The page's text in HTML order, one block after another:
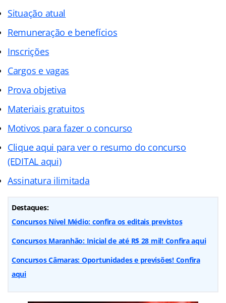
Situação atual
Remuneração e benefícios
Inscrições
Cargos e vagas
Prova objetiva
Materiais gratuitos
Motivos para fazer o concurso
Clique aqui para ver o resumo do concurso
(EDITAL aqui)
Assinatura ilimitada
Destaques:
Concursos Nível Médio: confira os editais previstos
Concursos Maranhão: Inicial de até R$ 28 mil! Confira aqui
Concursos Câmaras: Oportunidades e previsões! Confira
aqui